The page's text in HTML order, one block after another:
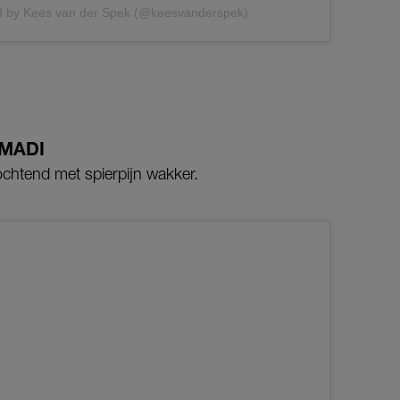
by Kees van der Spek (@keesvanderspek)
met spierpijn wakker.